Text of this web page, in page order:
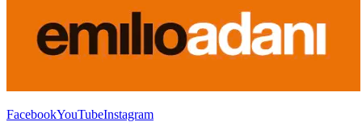
FacebookYouTubeInstagram